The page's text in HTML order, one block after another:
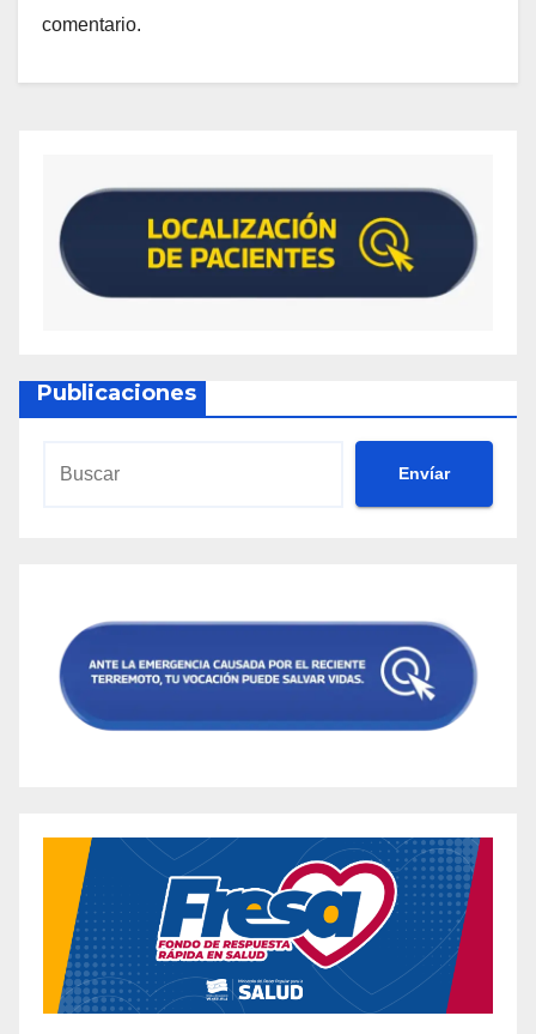
comentario.
Publicaciones
Envíar